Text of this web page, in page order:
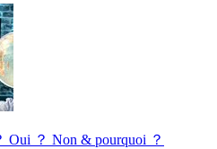
Oui ？ Non & pourquoi ？